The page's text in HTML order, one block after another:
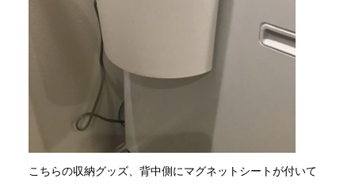
こちらの収納グッズ、背中側にマグネットシートが付いて